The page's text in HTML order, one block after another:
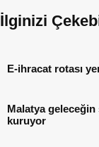
İlginizi
E-ihracat rotası
Malatya
kuruyor